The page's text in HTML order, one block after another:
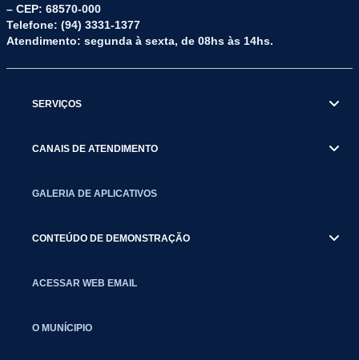
– CEP: 68570-000
Telefone: (94) 3331-1377
Atendimento: segunda à sexta, de 08hs às 14hs.
SERVIÇOS
CANAIS DE ATENDIMENTO
GALERIA DE APLICATIVOS
CONTEÚDO DE DEMONSTRAÇÃO
ACESSAR WEB EMAIL
O MUNÍCIPIO